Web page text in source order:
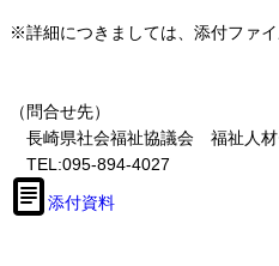
※詳細につきましては、添付ファイ
（問合せ先）
長崎県社会福祉協議会 福祉人材
TEL:095-894-4027
添付資料